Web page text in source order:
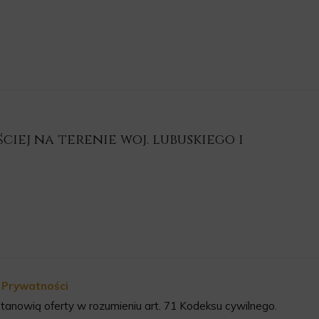
na terenie woj. lubuskiego i
oferty w rozumieniu art. 71 Kodeksu cywilnego.